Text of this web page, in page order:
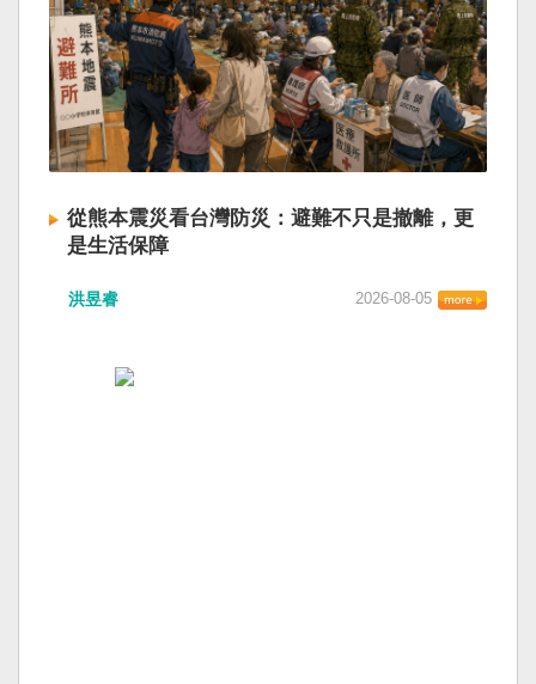
從熊本震災看台灣防災：避難不只是撤離，更
是生活保障
洪昱睿 2026-08-05